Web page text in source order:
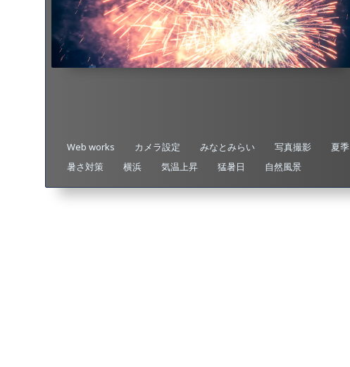
Web works カメラ設定 みなとみらい 写真撮影 夏季
暑さ対策
横浜 気温上昇 猛暑日 自然風景